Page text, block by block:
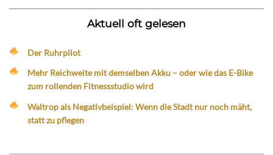
Aktuell oft gelesen
Der Ruhrpilot
Mehr Reichweite mit demselben Akku – oder wie das E-Bike
zum rollenden Fitnessstudio wird
Waltrop als Negativbeispiel: Wenn die Stadt nur noch mäht,
statt zu pflegen